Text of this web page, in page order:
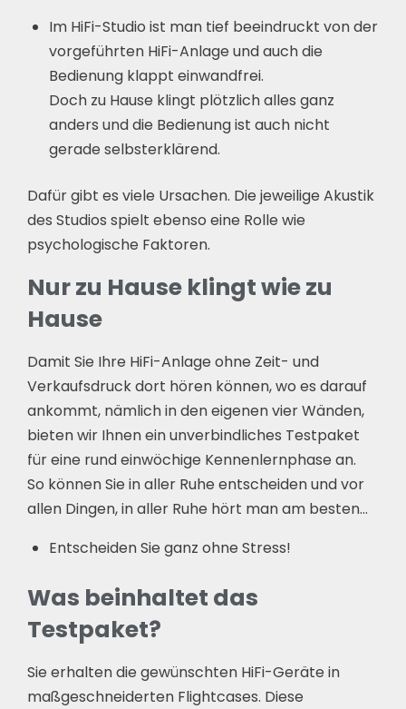
Im HiFi-Studio ist man tief beeindruckt von der
vorgeführten HiFi-Anlage und auch die
Bedienung klappt einwandfrei.
Doch zu Hause klingt plötzlich alles ganz
anders und die Bedienung ist auch nicht
gerade selbsterklärend.
Dafür gibt es viele Ursachen. Die jeweilige Akustik
des Studios spielt ebenso eine Rolle wie
psychologische Faktoren.
Nur zu Hause klingt wie zu
Hause
Damit Sie Ihre HiFi-Anlage ohne Zeit- und
Verkaufsdruck dort hören können, wo es darauf
ankommt, nämlich in den eigenen vier Wänden,
bieten wir Ihnen ein unverbindliches Testpaket
für eine rund einwöchige Kennenlernphase an.
So können Sie in aller Ruhe entscheiden und vor
allen Dingen, in aller Ruhe hört man am besten…
Entscheiden Sie ganz ohne Stress!
Was beinhaltet das
Testpaket?
Sie erhalten die gewünschten HiFi-Geräte in
maßgeschneiderten Flightcases. Diese